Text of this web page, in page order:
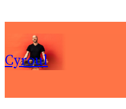
au
contenu
Cyroul